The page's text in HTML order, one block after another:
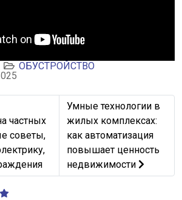
ОБУСТРОЙСТВО
коммуникации на частных
частных
советы,
Следующий: Умные
Умные технологии в
жилых комплексах:
как автоматизация
повышает ценность
недвижимости